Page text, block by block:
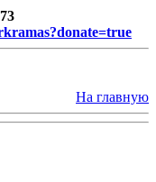
На главную